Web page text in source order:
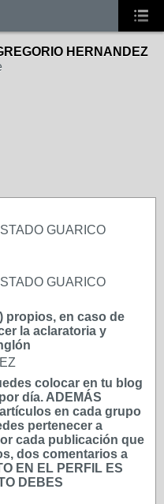
HERNANDEZ
GUARICO
GUARICO
propios, en caso de
la aclaratoria y
colocar en tu blog
día. ADEMÁS
en cada grupo
pertenecer a
cada publicación que
dos comentarios a
EN EL PERFIL ES
DEBES